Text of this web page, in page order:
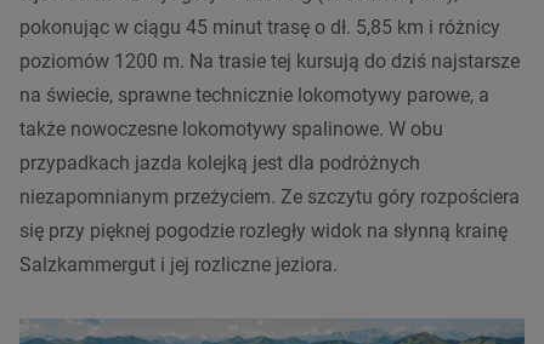
pokonując w ciągu 45 minut trasę o dł. 5,85 km i różnicy
poziomów 1200 m. Na trasie tej kursują do dziś najstarsze
na świecie, sprawne technicznie lokomotywy parowe, a
także nowoczesne lokomotywy spalinowe. W obu
przypadkach jazda kolejką jest dla podróżnych
niezapomnianym przeżyciem. Ze szczytu góry rozpościera
się przy pięknej pogodzie rozległy widok na słynną krainę
Salzkammergut i jej rozliczne jeziora.